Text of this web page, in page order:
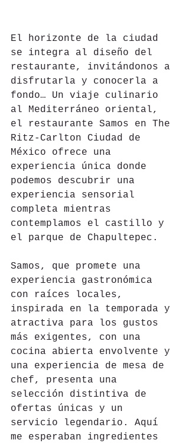
El horizonte de la ciudad
se integra al diseño del
restaurante, invitándonos a
disfrutarla y conocerla a
fondo… Un viaje culinario
al Mediterráneo oriental,
el restaurante Samos en The
Ritz-Carlton Ciudad de
México ofrece una
experiencia única donde
podemos descubrir una
experiencia sensorial
completa mientras
contemplamos el castillo y
el parque de Chapultepec.
Samos, que promete una
experiencia gastronómica
con raíces locales,
inspirada en la temporada y
atractiva para los gustos
más exigentes, con una
cocina abierta envolvente y
una experiencia de mesa de
chef, presenta una
selección distintiva de
ofertas únicas y un
servicio legendario. Aquí
me esperaban ingredientes